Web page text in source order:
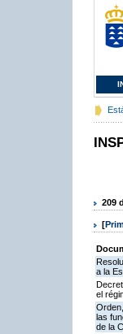
209
[
a la
el
las
de la